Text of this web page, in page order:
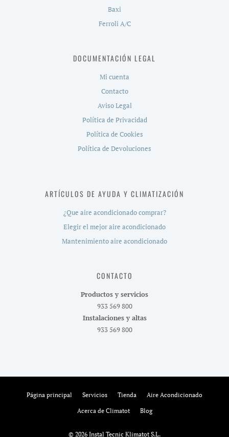
Baxi
Ferroli A/C
DOCUMENTACIÓN LEGAL
Mi cuenta
Contacto
Aviso Legal
Política de Privacidad
Política de Cookies
Política de Devoluciones
ARTÍCULOS DE AYUDA Y CLIMATIZACIÓN
¿Que aire acondicionado comprar?
Elegir el mejor aire acondicionado
Mantenimiento aire acondicionado
CONTACTO
Productos y servicios
933 569 800
Instalaciones y altas
933 569 800
Página principal Servicios Tienda Aire Acondicionado
Acerca de Climatot Blog
© 2026 Instal Tecnic Klimatot S.L.